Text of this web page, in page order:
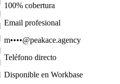
100% cobertura
Email profesional
m••••@peakace.agency
Teléfono directo
Disponible en Workbase